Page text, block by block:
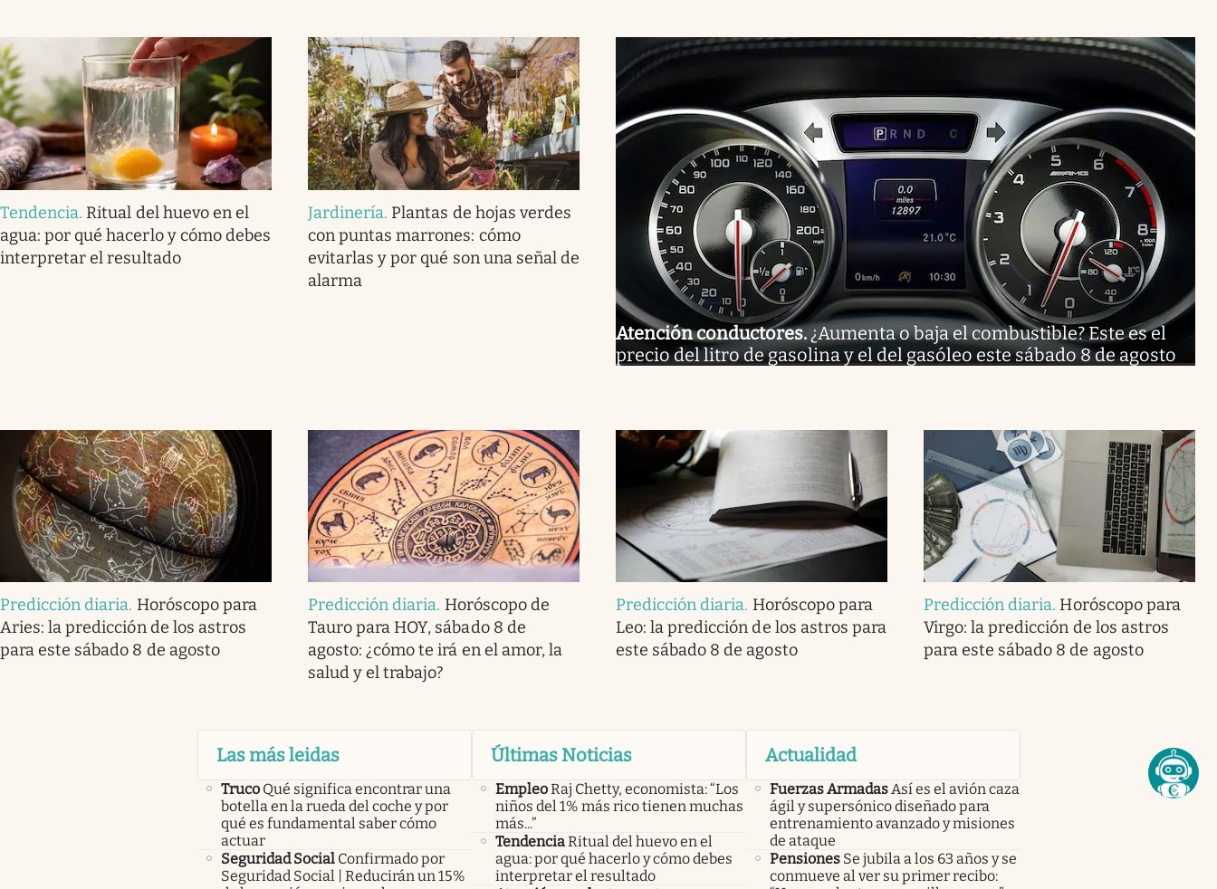
Tendencia. Ritual del huevo en el
agua: por qué hacerlo y cómo debes
interpretar el resultado
Jardinería. Plantas de hojas verdes
con puntas marrones: cómo
evitarlas y por qué son una señal de
alarma
Atención conductores. ¿Aumenta o baja el combustible? Este es el
precio del litro de gasolina y el del gasóleo este sábado 8 de agosto
Predicción diaria. Horóscopo para
Aries: la predicción de los astros
para este sábado 8 de agosto
Predicción diaria. Horóscopo de
Tauro para HOY, sábado 8 de
agosto: ¿cómo te irá en el amor, la
salud y el trabajo?
Predicción diaria. Horóscopo para
Leo: la predicción de los astros para
este sábado 8 de agosto
Predicción diaria. Horóscopo para
Virgo: la predicción de los astros
para este sábado 8 de agosto
Las más leidas
Truco Qué significa encontrar una
botella en la rueda del coche y por
qué es fundamental saber cómo
actuar
Seguridad Social Confirmado por
Seguridad Social | Reducirán un 15%
Últimas Noticias
EmpleoRaj Chetty, economista: “Los
niños del 1% más rico tienen muchas
más...”
TendenciaRitual del huevo en el
agua: por qué hacerlo y cómo debes
interpretar el resultado
Actualidad
Fuerzas ArmadasAsí es el avión caza
ágil y supersónico diseñado para
entrenamiento avanzado y misiones
de ataque
Pensiones Se jubila a los 63 años y se
conmueve al ver su primer recibo: